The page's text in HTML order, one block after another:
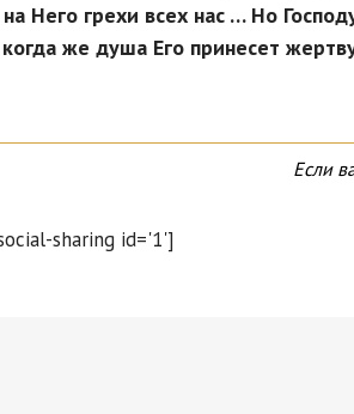
Него грехи всех нас … Но
же душа Его принесет
Если
sharing id='1']